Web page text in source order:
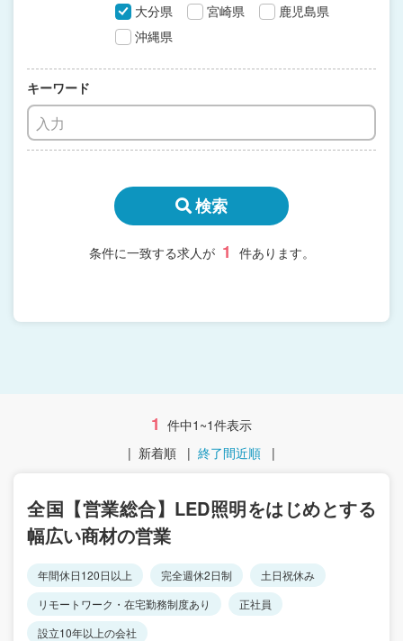
大分県
宮崎県
鹿児島県
沖縄県
キーワード
検索
条件に一致する求人が 1 件あります。
1 件中1~1件表示
| 新着順 | 終了間近順 |
全国【営業総合】LED照明をはじめとする
幅広い商材の営業
年間休日120日以上 完全週休2日制
土日祝休み
リモートワーク・在宅勤務制度あり
正社員
設立10年以上の会社